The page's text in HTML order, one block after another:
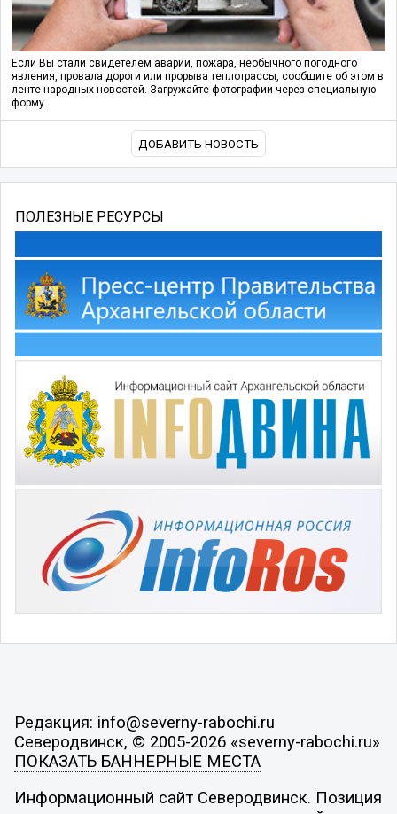
Если Вы стали свидетелем аварии, пожара, необычного погодного
явления, провала дороги или прорыва теплотрассы, сообщите об этом в
ленте народных новостей. Загружайте фотографии через специальную
форму.
ДОБАВИТЬ НОВОСТЬ
ПОЛЕЗНЫЕ РЕСУРСЫ
Редакция: info@severny-rabochi.ru
Северодвинск, © 2005-2026 «severny-rabochi.ru»
ПОКАЗАТЬ БАННЕРНЫЕ МЕСТА
Информационный сайт Северодвинск. Позиция